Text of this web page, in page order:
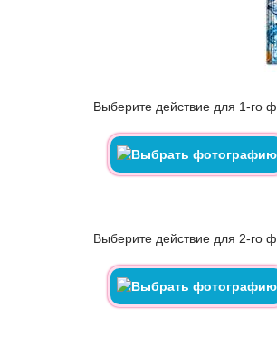
Выберите действие для 1-го
Выберите действие для 2-го